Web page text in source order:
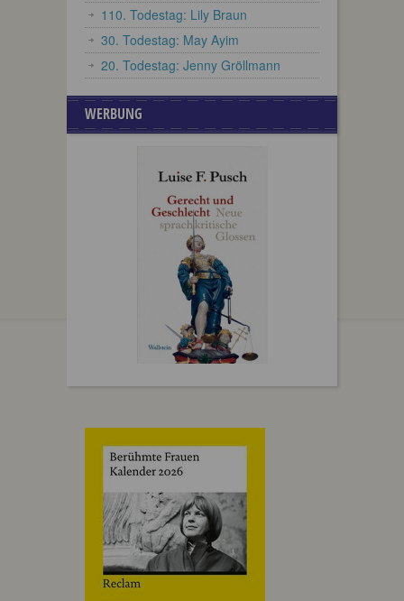
110. Todestag: Lily Braun
30. Todestag: May Ayim
20. Todestag: Jenny Gröllmann
WERBUNG